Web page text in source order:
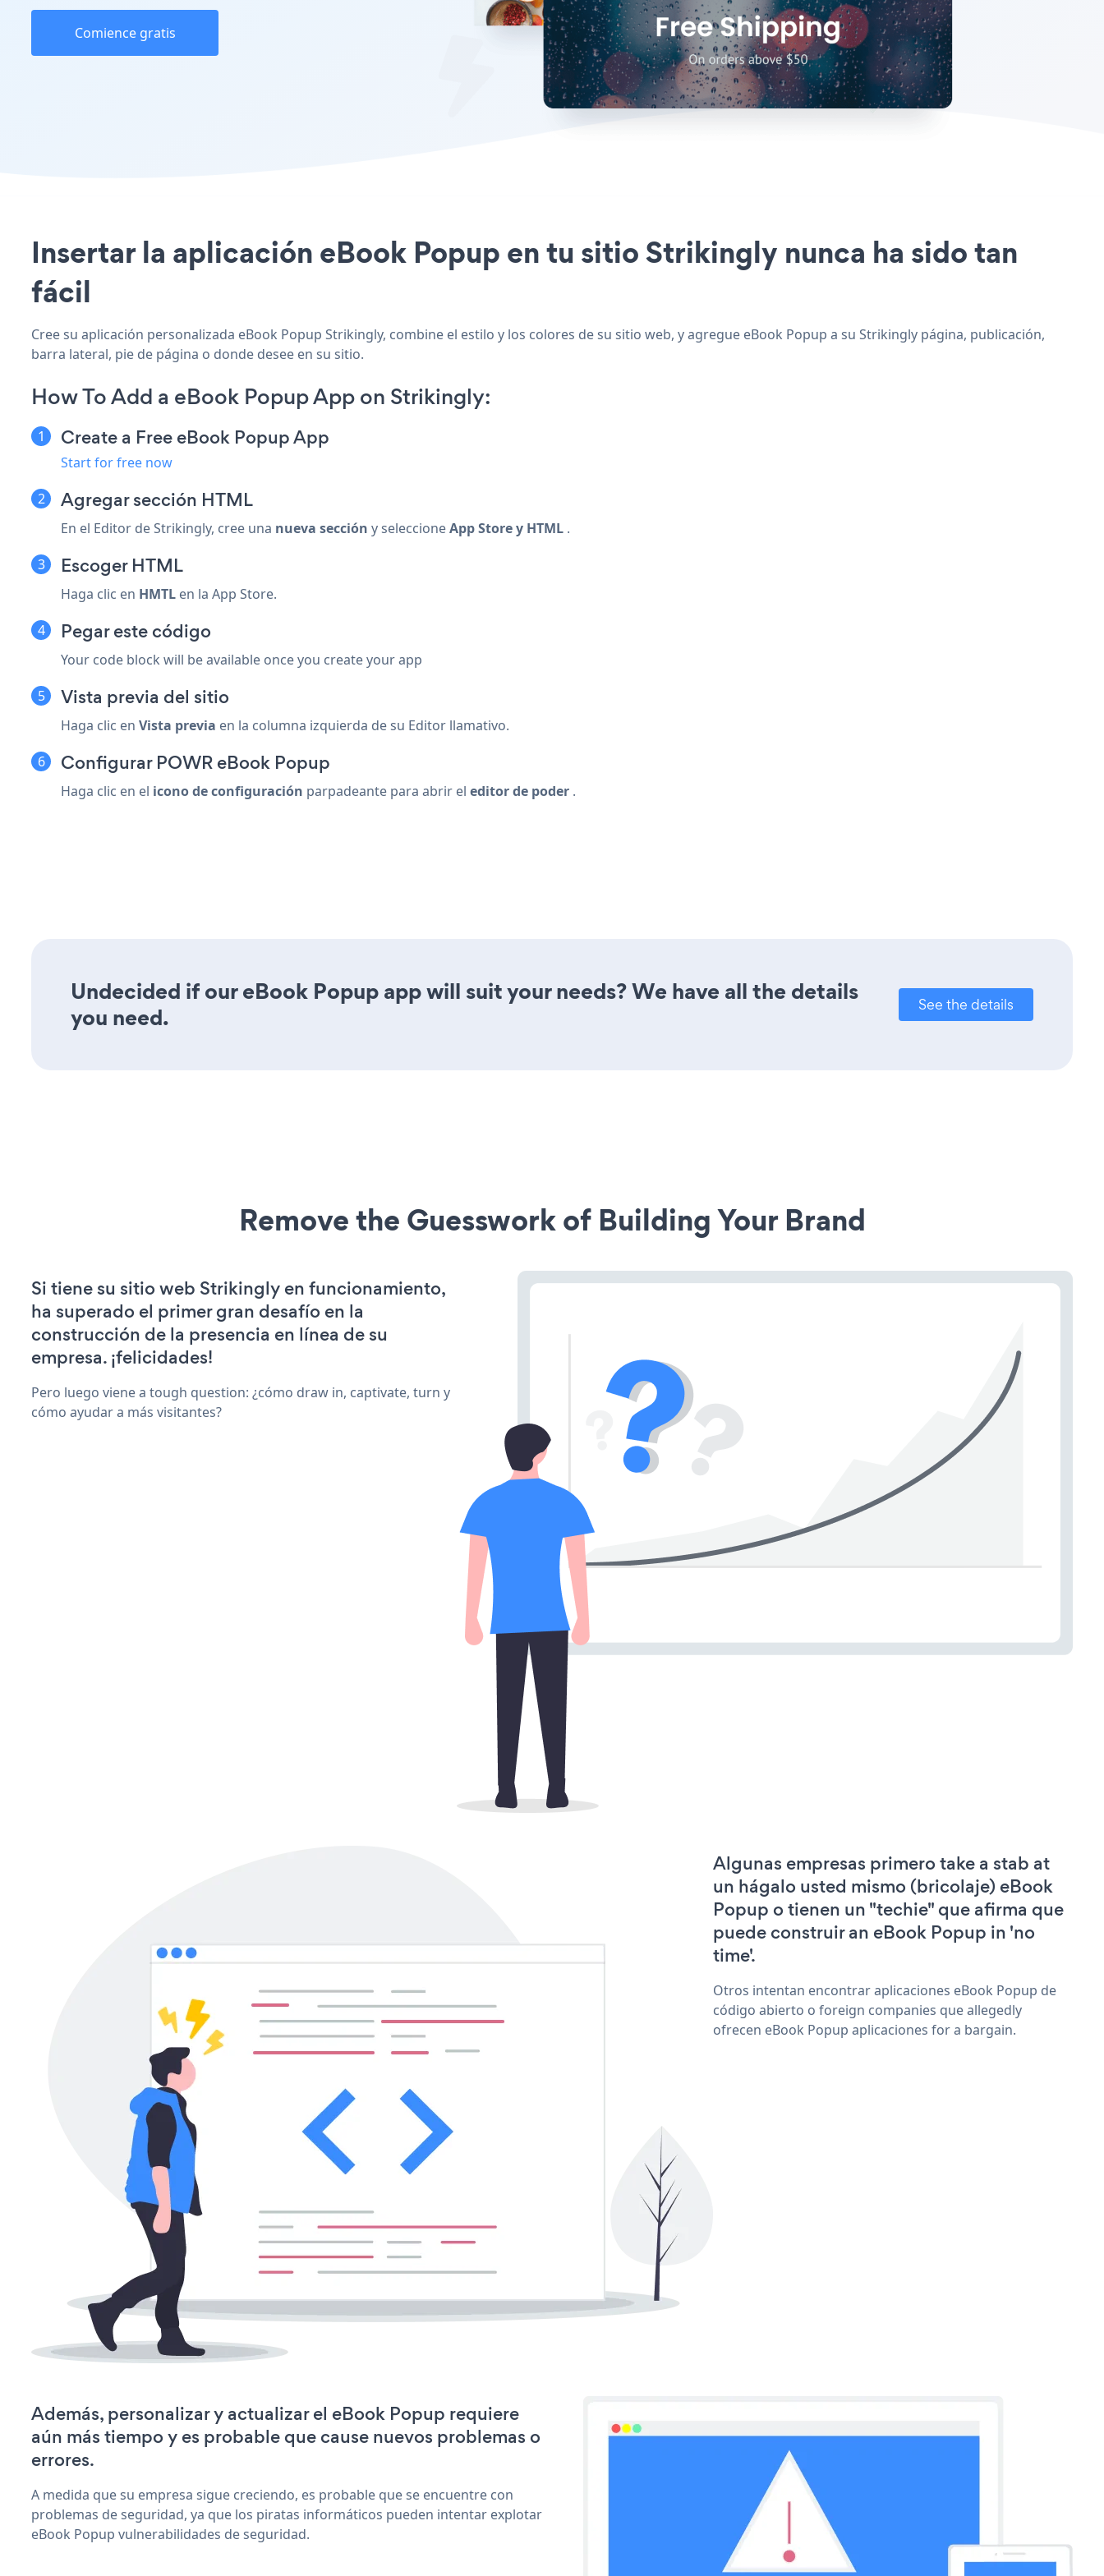
Comience gratis
Insertar la aplicación eBook Popup en tu sitio Strikingly nunca ha sido tan
fácil
Cree su aplicación personalizada eBook Popup Strikingly, combine el estilo y los colores de su sitio web, y agregue eBook Popup a su Strikingly página, publicación,
barra lateral, pie de página o donde desee en su sitio.
How To Add a eBook Popup App on Strikingly:
Create a Free eBook Popup App
Start for free now
Agregar sección HTML
En el Editor de Strikingly, cree una nueva sección y seleccioneApp Store y HTML .
EscogerHTML
Haga clic en HMTL en la App Store.
Pegar este código
Your code block will be available once you create your app
Vista previa del sitio
Haga clic en Vista previa en la columna izquierda de su Editor llamativo.
Configurar POWR eBook Popup
Haga clic en el icono de configuración parpadeante para abrir el editor de poder .
Undecided if our eBook Popup app will suit your needs? We have all the details
you need.
See the details
Remove the Guesswork of Building Your Brand
Si tiene su sitio web Strikingly en funcionamiento,
ha superado el primer gran desafío en la
construcción de la presencia en línea de su
empresa. ¡felicidades!
Pero luego viene a tough question: ¿cómo draw in, captivate, turn y
cómo ayudar a más visitantes?
Algunas empresas primero take a stab at
un hágalo usted mismo (bricolaje) eBook
Popup o tienen un "techie" que afirma que
puede construir an eBook Popup in 'no
time'.
Otros intentan encontrar aplicaciones eBook Popup de
código abierto o foreign companies que allegedly
ofrecen eBook Popup aplicaciones for a bargain.
Además, personalizar y actualizar el eBook Popup requiere
aún más tiempo y es probable que cause nuevos problemas o
errores.
A medida que su empresa sigue creciendo, es probable que se encuentre con
problemas de seguridad, ya que los piratas informáticos pueden intentar explotar
eBook Popup vulnerabilidades de seguridad.